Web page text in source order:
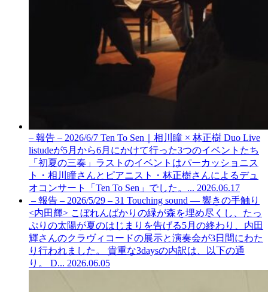
– 報告 – 2026/6/7 Ten To Sen｜相川瞳 × 林正樹 Duo Live
listudeが5月から6月にかけて行った3つのイベントたち
「初夏の三奏」ラストのイベントはパーカッショニス
ト・相川瞳さんとピアニスト・林正樹さんによるデュ
オコンサート「Ten To Sen」でした。... 2026.06.17
– 報告 – 2026/5/29 – 31 Touching sound — 響きの手触り
<内田輝> こぼれんばかりの緑が森を埋め尽くし、たっ
ぷりの太陽が夏のはじまりを告げる5月の終わり、内田
輝さんのクラヴィコードの展示と演奏会が3日間にわた
り行われました。 貴重な3daysの内訳は、以下の通
り。 D... 2026.06.05